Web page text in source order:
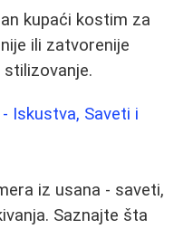
kupaći kostim za
ili zatvorenije
stilizovanje.
Iskustva, Saveti i
iz usana - saveti,
Saznajte šta